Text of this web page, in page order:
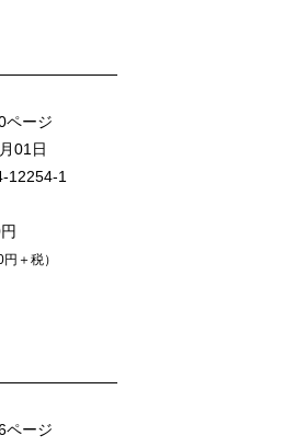
ページ
01日
12254-1
＋税）
ページ